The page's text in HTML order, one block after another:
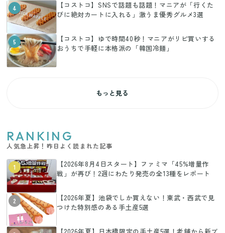
4
【コストコ】SNSで話題も話題！マニアが「行くた
びに絶対カートに入れる」激うま優秀グルメ3選
5
【コストコ】ゆで時間40秒！マニアがリピ買いする
おうちで手軽に本格派の「韓国冷麺」
もっと見る
RANKING
人気急上昇！昨日よく読まれた記事
1
【2026年8月4日スタート】ファミマ「45%増量作
戦」が再び！2週にわたり発売の全13種をレポート
2
【2026年夏】池袋でしか買えない！東武・西武で見
つけた特別感のある手土産5選